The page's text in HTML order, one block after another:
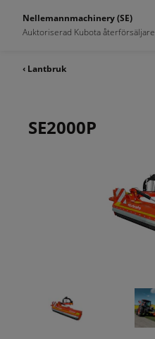
Nellemannmachinery (SE)
Auktoriserad Kubota återförsäljare
‹ Lantbruk
SE2000P